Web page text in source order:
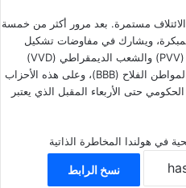
مستمرة. بعد مرور أكثر من خمسة
ويشارك في مفاوضات تشكيل
الائتلاف احزاب اليمين وهي حزب الحرية (PVV) والشعب الديمقراطي (VVD)
والعقد الاجتماعي الجديد (NSC) وحركة المواطن الفلاح (BBB)، وعلى هذه الأحزاب
حتى الأربعاء المقبل الذي يعتبر
في هولندا المخاطرة الذاتية
نسخ الرابط